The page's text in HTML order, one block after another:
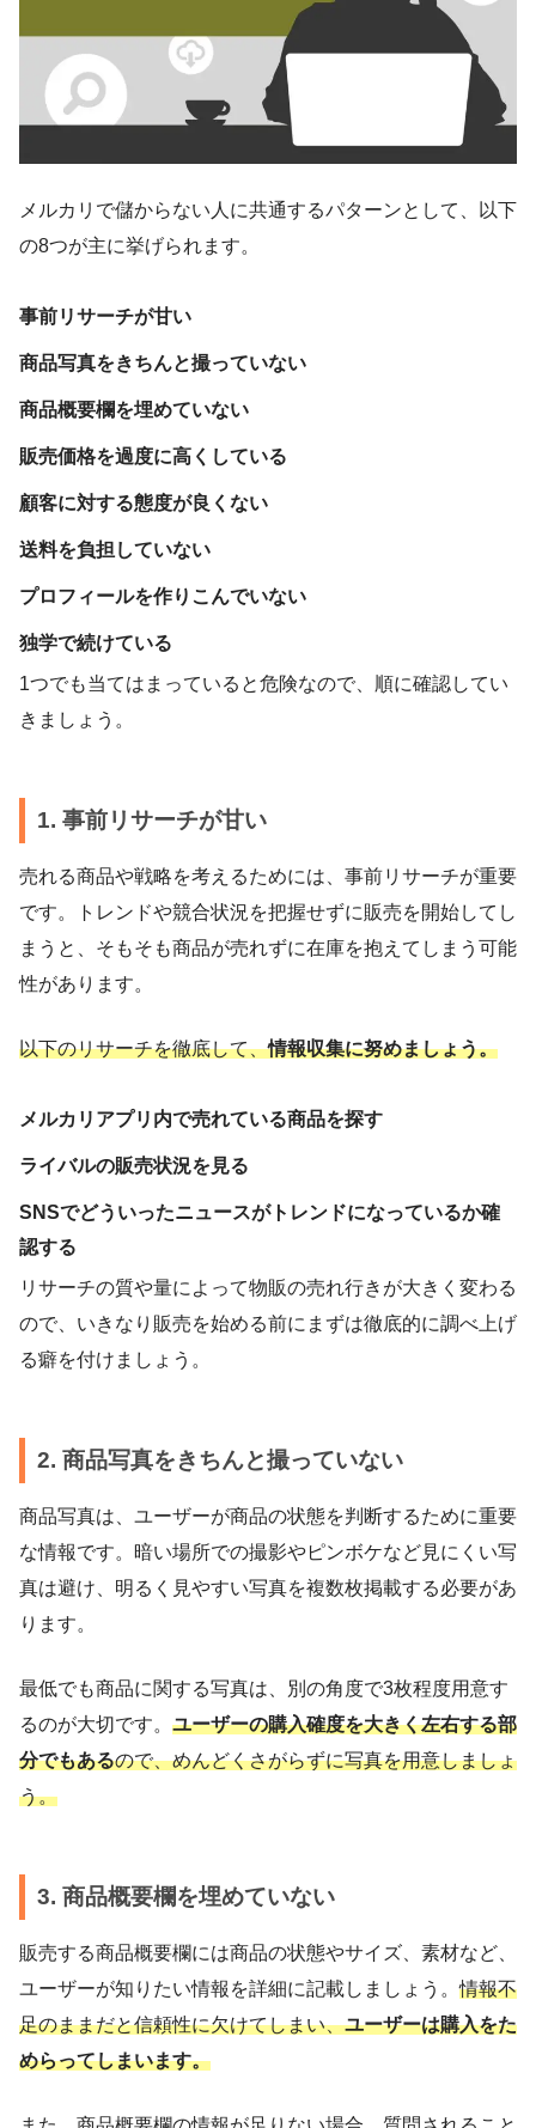
メルカリで儲からない人に共通するパターンとして、以下
の8つが主に挙げられます。
事前リサーチが甘い
商品写真をきちんと撮っていない
商品概要欄を埋めていない
販売価格を過度に高くしている
顧客に対する態度が良くない
送料を負担していない
プロフィールを作りこんでいない
独学で続けている
1つでも当てはまっていると危険なので、順に確認してい
きましょう。
1. 事前リサーチが甘い
売れる商品や戦略を考えるためには、事前リサーチが重要
です。トレンドや競合状況を把握せずに販売を開始してし
まうと、そもそも商品が売れずに在庫を抱えてしまう可能
性があります。
以下のリサーチを徹底して、情報収集に努めましょう。
メルカリアプリ内で売れている商品を探す
ライバルの販売状況を見る
SNSでどういったニュースがトレンドになっているか確
認する
リサーチの質や量によって物販の売れ行きが大きく変わる
ので、いきなり販売を始める前にまずは徹底的に調べ上げ
る癖を付けましょう。
2. 商品写真をきちんと撮っていない
商品写真は、ユーザーが商品の状態を判断するために重要
な情報です。暗い場所での撮影やピンボケなど見にくい写
真は避け、明るく見やすい写真を複数枚掲載する必要があ
ります。
最低でも商品に関する写真は、別の角度で3枚程度用意す
るのが大切です。 ユーザーの購入確度を大きく左右する部
分でもあるので、めんどくさがらずに写真を用意しましょ
う。
3. 商品概要欄を埋めていない
販売する商品概要欄には商品の状態やサイズ、素材など、
ユーザーが知りたい情報を詳細に記載しましょう。情報不
足のままだと信頼性に欠けてしまい、ユーザーは購入をた
めらってしまいます。